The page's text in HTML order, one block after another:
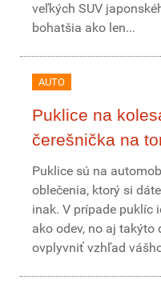
veľkých SUV
bohatšia ako len...
AUTO
Puklice na
čerešnička na
Puklice sú na
oblečenia, ktorý si
inak. V prípade puklíc
ako odev, no aj takýto
ovplyvniť vzhľad